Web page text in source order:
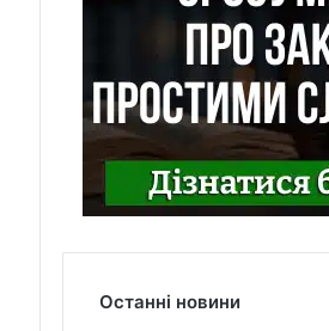
Останні новини